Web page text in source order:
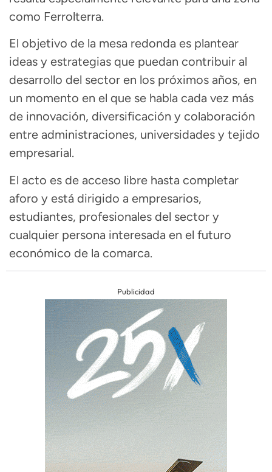
como Ferrolterra.
El objetivo de la mesa redonda es plantear
ideas y estrategias que puedan contribuir al
desarrollo del sector en los próximos años, en
un momento en el que se habla cada vez más
de innovación, diversificación y colaboración
entre administraciones, universidades y tejido
empresarial.
El acto es de acceso libre hasta completar
aforo y está dirigido a empresarios,
estudiantes, profesionales del sector y
cualquier persona interesada en el futuro
económico de la comarca.
Publicidad